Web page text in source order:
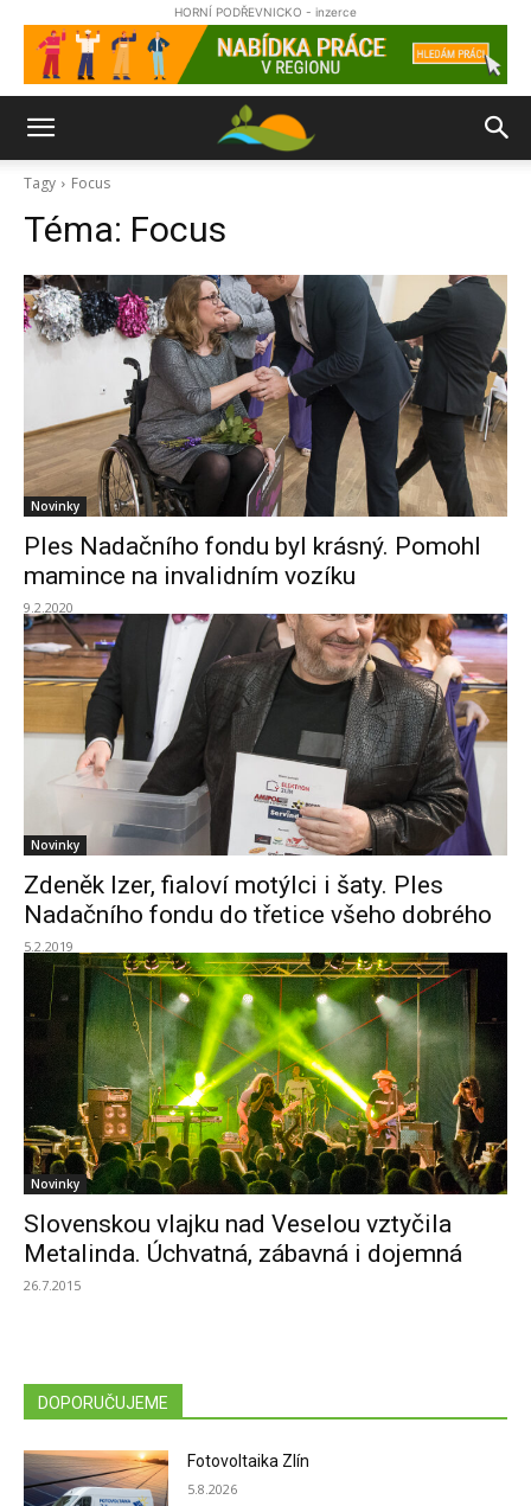
HORNÍ PODŘEVNICKO - inzerce
Tagy Focus
Téma: Focus
Novinky
Ples Nadačního fondu byl krásný. Pomohl
mamince na invalidním vozíku
9.2.2020
Novinky
Zdeněk Izer, fialoví motýlci i šaty. Ples
Nadačního fondu do třetice všeho dobrého
5.2.2019
Novinky
Slovenskou vlajku nad Veselou vztyčila
Metalinda. Úchvatná, zábavná i dojemná
26.7.2015
DOPORUČUJEME
Fotovoltaika Zlín
5.8.2026